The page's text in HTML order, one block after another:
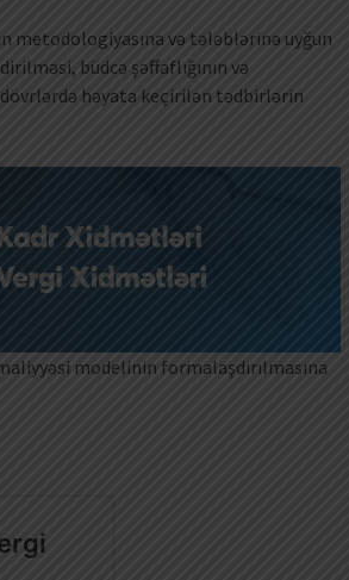
metodologiyasına və tələblərinə uyğun
büdcə şəffaflığının və
dövrlərdə həyata keçirilən tədbirlərin
modelinin formalaşdırılmasına